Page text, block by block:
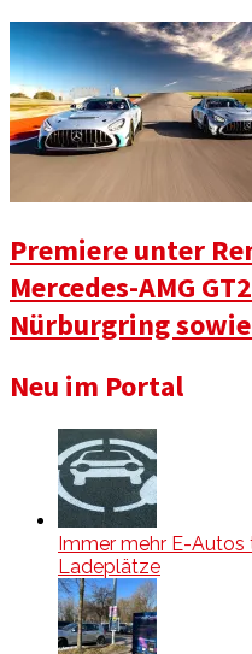
Premiere unter
Mercedes-AMG
Nürburgring
Neu im Portal
Immer mehr E-
Ladeplätze